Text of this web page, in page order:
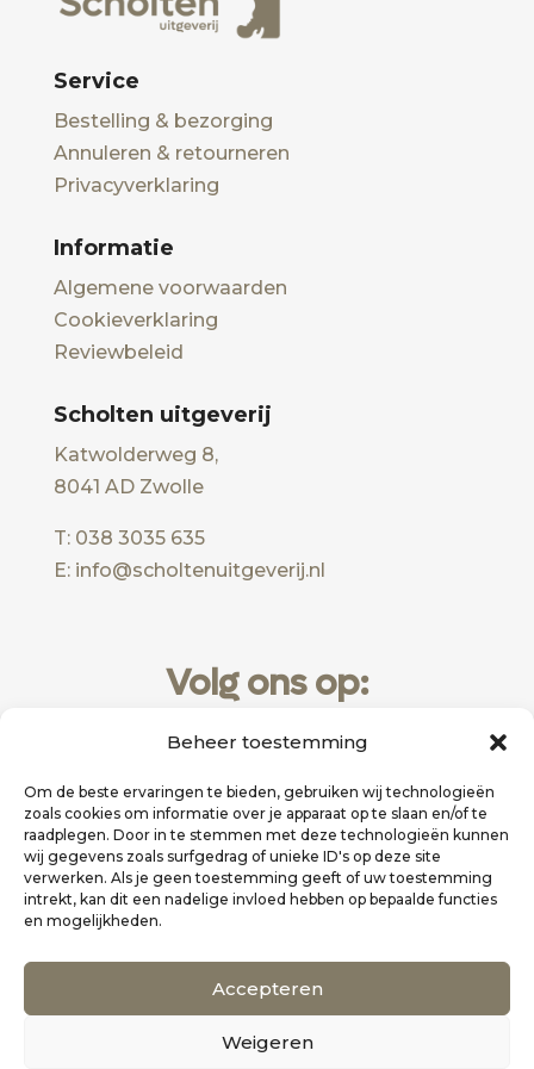
Beheer toestemming
Om de beste ervaringen te bieden, gebruiken wij technologieën
zoals cookies om informatie over je apparaat op te slaan en/of te
raadplegen. Door in te stemmen met deze technologieën kunnen
wij gegevens zoals surfgedrag of unieke ID's op deze site
verwerken. Als je geen toestemming geeft of uw toestemming
intrekt, kan dit een nadelige invloed hebben op bepaalde functies
en mogelijkheden.
Accepteren
Weigeren
Service
Bestelling & bezorging
Annuleren & retourneren
Privacyverklaring
Informatie
Algemene voorwaarden
Cookieverklaring
Reviewbeleid
Scholten uitgeverij
Katwolderweg 8,
8041 AD Zwolle
T: 038 3035 635
E: info@scholtenuitgeverij.nl
Volg ons op:
Website realisatie doorZakelijk Bereikbaar
Alle rechten voorbehouden